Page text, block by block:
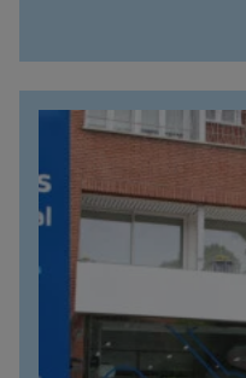
912 143 100